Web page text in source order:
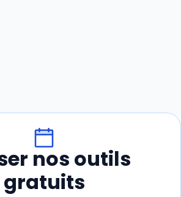
nos outils
gratuits